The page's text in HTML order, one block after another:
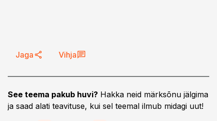
Jaga Vihja
See teema pakub huvi? Hakka neid märksõnu jälgima
ja saad alati teavituse, kui sel teemal ilmub midagi uut!